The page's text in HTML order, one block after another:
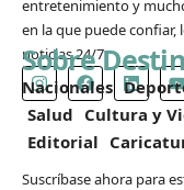
entretenimiento y
en la que puede
noticias 24/7.
Sobre
Nacionales
Salud Cultura y
Editorial
Suscríbase ahora para